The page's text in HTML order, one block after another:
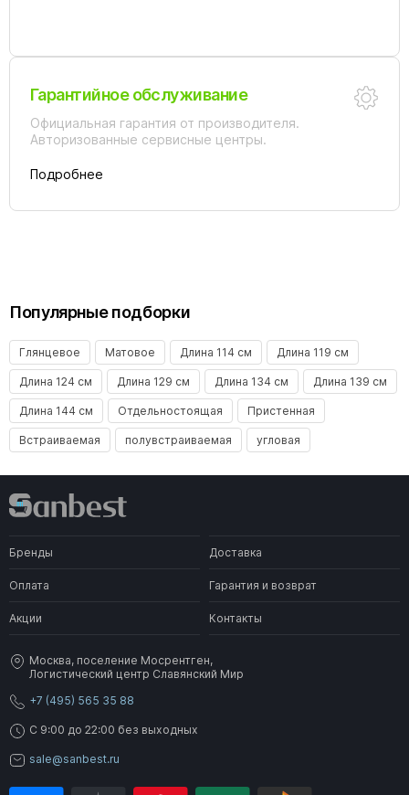
Гарантийное обслуживание
Официальная гарантия от производителя.
Авторизованные сервисные центры.
Подробнее
Популярные подборки
Глянцевое Матовое Длина 114 см Длина 119 см
Длина 124 см Длина 129 см Длина 134 см Длина 139 см
Длина 144 см Отдельностоящая Пристенная
Встраиваемая полувстраиваемая угловая
Бренды Доставка
Оплата Гарантия и возврат
Акции Контакты
Москва, поселение Мосрентген,
Логистический центр Славянский Мир
+7 (495) 565 35 88
C 9:00 до 22:00 без выходных
sale@sanbest.ru